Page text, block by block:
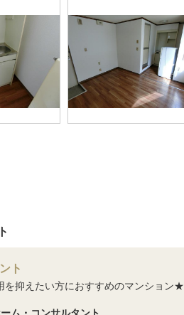
ト
抑えたい方におすすめのマンション★